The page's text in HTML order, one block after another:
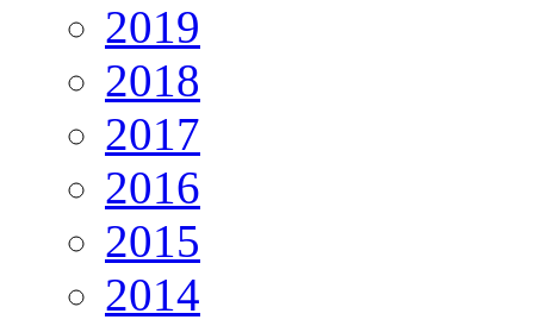
2019
2018
2017
2016
2015
2014